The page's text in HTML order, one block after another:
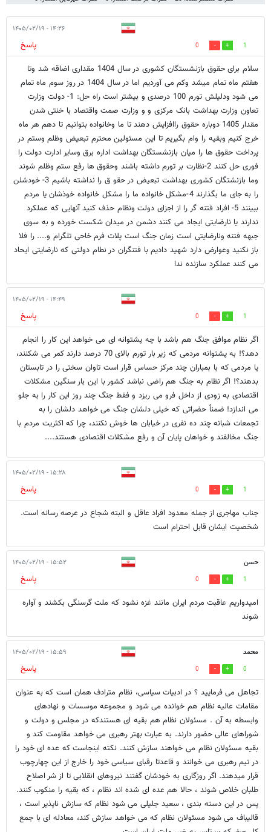
۱۴:۲۶ - ۱۴۰۵/۰۲/۱۹
1
0
پاسخ
سلام برای حقوق بازنشستگان کشوری در سال 1404 مقداری اضاقه شد وتا
هفتم ماه تمام میشد وکم می آوردیم اما در سال 1404 در روز سوم ماه تمام
می شود ودلیلش تورم 100 درصدی و بیشتر است راه حل: 1- دولت وزارت
تعاون وزارت بهداشت بانک مرکزی و و وزارت صمت واقتصاد با خنتی شدن
مقدار 1405 دوباره حقوق راافزایش دهند تا ما وخانواده بتوانیم تا دهم هر ماه
خرج کنیم وبقیه را وام بگیریم تا این مسئولین محترم تبعیض وظلم وستم در
پرداخت حقوق ها را میان بازنشستگان بهداشت اداره برق وسایر ادارت دولت را
فوری حل کنند 2-نظارت بر تورم داشته باشند وحقوق ها رفع ستم وظلم شوند
وما بازنشتگان کشوری بهداشت تبعیض در حقو ق را نداشته باشیم 3- خودشلن
را به جای ما بگذارند 4-مشکل خانواده ما را مشکل خانواده خوذشان یا مردم
ببینند 5- افراد فتنه گر را از اجزای دولت ونظام حذف کنید آنهایی که عملکرد
ندارند یا نارضایتی ایجاد می کنند دشمن در میدان شکست خورده و به سوی
جبهه فتنه ونارضایتی است زمان جنگ است پلات فرم خاحی تلگرام و.... را فلا
باز نکنید وعوارض دارد شهید دادیم با فتنگران در نطام دولتی که نارضایتی ایحاد
می کنند عملکرد سازنده ندا
۱۴:۴۹ - ۱۴۰۵/۰۲/۱۹
1
0
پاسخ
اگر نظام موافق جنگ هم باشد با چه پشتوانه ای می خواهد این کار را انجام
دهد؟! به پشتوانه مردمی که زیر بار تورم بالای 70 درصد دارند کمر می شکنند،
یا مردمی که با بمباران چند مرکز حساس قرار است تاوان سختی را در تابستان
بدهند؟! اگر نظام به جنگ هم راضی نباشد کشور با این بار سنگین مشکلات
اقتصادی به زودی از داخل فرو می ریزد و فقط جنگ چند روز این کار را به جلو
می اندازد! ضمناً حضراتی که خیلی دلشان جنگ می خواهد دلشان را به
تجمعات شبانه چند ده نفری در خیابان ها خوش نکنند، چرا که اکثریت مردم با
جنگ مخالفند و خواهان پایان آن و رفع مشکلات اقتصادی هستند....
۱۵:۲۸ - ۱۴۰۵/۰۲/۱۹
1
0
پاسخ
جناب مهاجری از جمله معدود افراد عاقل و البته شجاع در عرصه رسانه است.
شخصیت ایشان قابل احترام است
حسن ۱۵:۵۲ - ۱۴۰۵/۰۲/۱۹
1
0
پاسخ
امیدواریم عاقبت مردم ایران مانند غزه نشود که ملت گرسنگی بکشند و آواره
شوند
محمد ۱۵:۵۹ - ۱۴۰۵/۰۲/۱۹
0
0
پاسخ
تجاهل می فرمایید ؟ در ادبیات سیاسی، نظام مترادف همان است که به عنوان
مقامات عالیه نظام هم خوانده می شود و مجموعه موسسات و نهادهای
وابسطه به آن . مسئولان نظام هم بقیه ای هستندکه در مجلس و دولت و
شوراهای عالی حضور دارند. به عبارت بهتر رهبری می خواهد مقاومت کند و
بقیه مسئولان نظام می خواهند سازش کنند. نکته اینجاست که عده ای خود را
در تیم رهبری می خوانند و قاعدتا رقبای سیاسی خود را خارج از این چهارچوب
قرار میدهند. اگر روزگاری به خودشان گفتند نیروهای انقلابی تا از شر اصلاح
طلبان خلاص شوند ، حالا هم عده ای شده اند نظام ، که بقیه را منکوب کنند.
پس در این دسته بندی ، سعید جلیلی می شود نظام که سازش ناپذیر است ،
قالیباف می شود مسئولان نظام که می خواهد سازش کند، معادله ای با جمع